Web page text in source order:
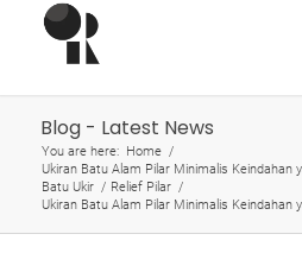
Blog - Latest News
You are here: Home /
Ukiran Batu Alam Pilar Minimalis Keindahan
Batu Ukir / Relief Pilar /
Ukiran Batu Alam Pilar Minimalis Keindahan